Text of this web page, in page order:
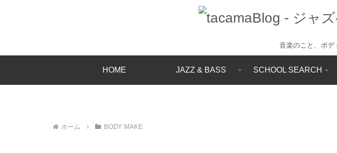
音楽のこと、ボデ
HOME JAZZ & BASS SCHOOL SEARCH
ホーム BODY MAKE